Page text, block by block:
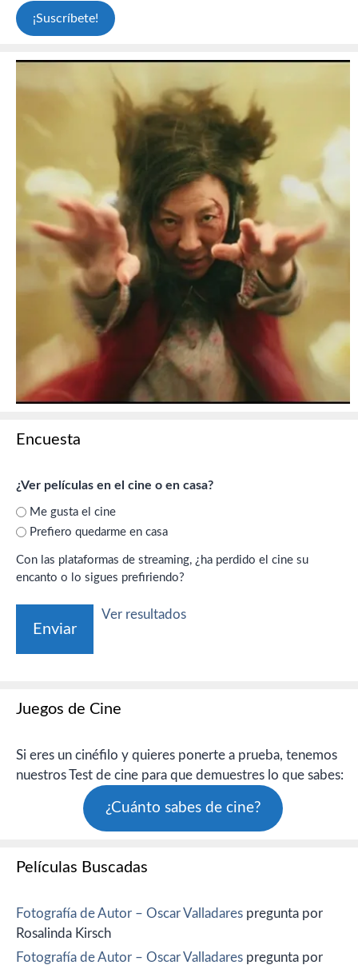
Encuesta
¿Ver películas en el cine o en casa?
Me gusta el cine
Prefiero quedarme en casa
Con las plataformas de streaming, ¿ha perdido el cine su
encanto o lo sigues prefiriendo?
Ver resultados
Juegos de Cine
Si eres un cinéfilo y quieres ponerte a prueba, tenemos
nuestros Test de cine para que demuestres lo que sabes:
¿Cuánto sabes de cine?
Películas Buscadas
Fotografía de Autor – Oscar Valladares pregunta por
Rosalinda Kirsch
Fotografía de Autor – Oscar Valladares pregunta por